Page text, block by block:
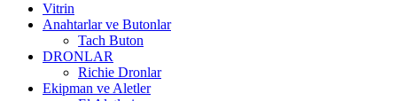
Vitrin
Anahtarlar ve Butonlar
Tach Buton
DRONLAR
Richie Dronlar
Ekipman ve Aletler